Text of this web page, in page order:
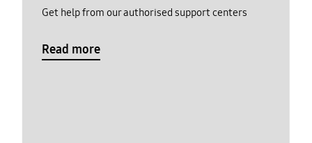
Get help from our authorised support centers
Read more